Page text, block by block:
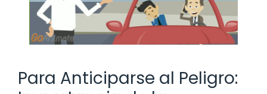
Para Anticiparse al Peligro: